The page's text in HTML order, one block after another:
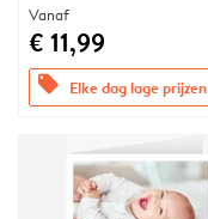
Vanaf
€ 11,99
offers Elke dag lage prijzen